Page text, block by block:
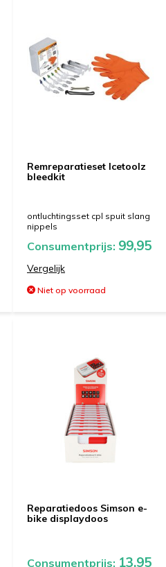
Remreparatieset Icetoolz
bleedkit
ontluchtingsset cpl spuit slang
nippels
Consumentprijs: 99,95
Vergelijk
Niet op voorraad
Reparatiedoos Simson e-
bike displaydoos
Consumentprijs: 13,95